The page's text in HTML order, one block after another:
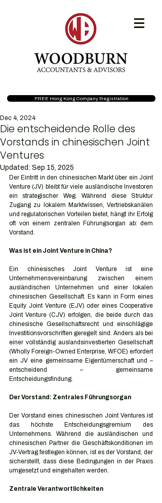
FREE Hong Kong Company Registration
Die entscheidende Rolle des
Vorstands in chinesischen Joint
Ventures
Dec 4, 2024
Updated: Sep 15, 2025
Der Eintritt in den chinesischen Markt über ein Joint
Venture (JV) bleibt für viele ausländische Investoren
ein strategischer Weg. Während diese Struktur
Zugang zu lokalem Marktwissen, Vertriebskanälen
und regulatorischen Vorteilen bietet, hängt ihr Erfolg
oft von einem zentralen Führungsorgan ab: dem
Vorstand.
Was ist ein Joint Venture in China?
Ein chinesisches Joint Venture ist eine
Unternehmensvereinbarung zwischen einem
ausländischen Unternehmen und einer lokalen
chinesischen Gesellschaft. Es kann in Form eines
Equity Joint Venture (EJV) oder eines Cooperative
Joint Venture (CJV) erfolgen, die beide durch das
chinesische Gesellschaftsrecht und einschlägige
Investitionsvorschriften geregelt sind. Anders als bei
einer vollständig auslandsinvestierten Gesellschaft
(Wholly Foreign-Owned Enterprise, WFOE) erfordert
ein JV eine gemeinsame Eigentümerschaft und –
entscheidend – gemeinsame
Entscheidungsfindung.
Der Vorstand: Zentrales Führungsorgan
Der Vorstand eines chinesischen Joint Ventures ist
das höchste Entscheidungsgremium des
Unternehmens. Während die ausländischen und
chinesischen Partner die Geschäftskonditionen im
JV-Vertrag festlegen können, ist es der Vorstand, der
sicherstellt, dass diese Bedingungen in der Praxis
umgesetzt und eingehalten werden.
Zentrale Verantwortlichkeiten